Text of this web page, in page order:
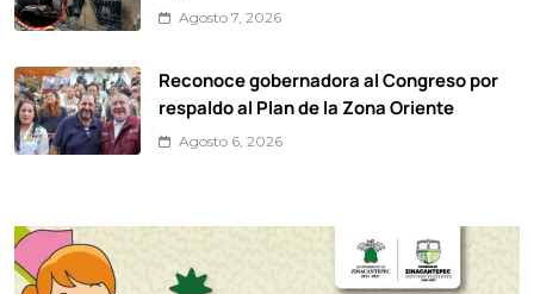
Agosto 7, 2026
Reconoce gobernadora al Congreso por
respaldo al Plan de la Zona Oriente
Agosto 6, 2026